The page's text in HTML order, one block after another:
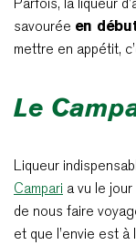
savourée en
mettre en appétit,
Le
Liqueur
Campari a vu le
de nous faire
et que l’envie est à